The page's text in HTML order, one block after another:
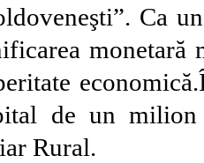
Ca
de un
Rural.